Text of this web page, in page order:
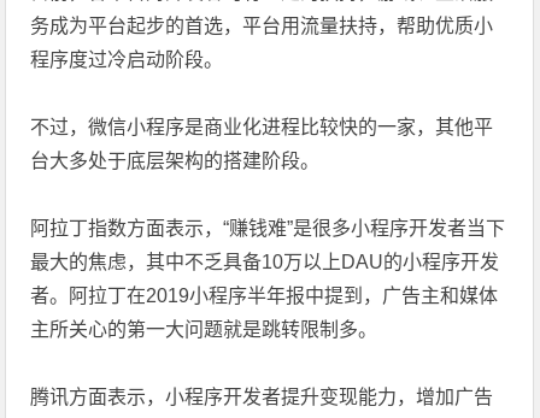
务成为平台起步的首选，平台用流量扶持，帮助优质小
程序度过冷启动阶段。
不过，微信小程序是商业化进程比较快的一家，其他平
台大多处于底层架构的搭建阶段。
阿拉丁指数方面表示，“赚钱难”是很多小程序开发者当下
最大的焦虑，其中不乏具备10万以上DAU的小程序开发
者。阿拉丁在2019小程序半年报中提到，广告主和媒体
主所关心的第一大问题就是跳转限制多。
腾讯方面表示，小程序开发者提升变现能力，增加广告